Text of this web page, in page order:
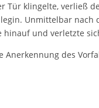
Tür klingelte, verließ
Unmittelbar nach
hinauf und verletzte
des